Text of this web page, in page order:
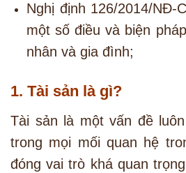
Nghị định 126/2014/NĐ-
một số điều và biện
nhân và gia đình;
1. Tài sản là gì?
Tài sản là một vấn đề
trong mọi mối quan hệ
đóng vai trò khá quan